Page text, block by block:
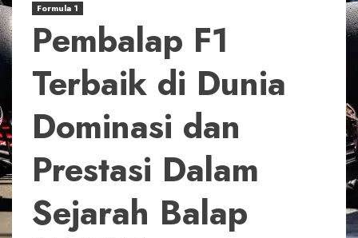
Formula 1
Pembalap F1
Terbaik di Dunia
Dominasi dan
Prestasi Dalam
Sejarah Balap